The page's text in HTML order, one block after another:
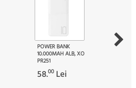
POWER BANK
10.000MAH ALB, XO
PR251
58.00 Lei